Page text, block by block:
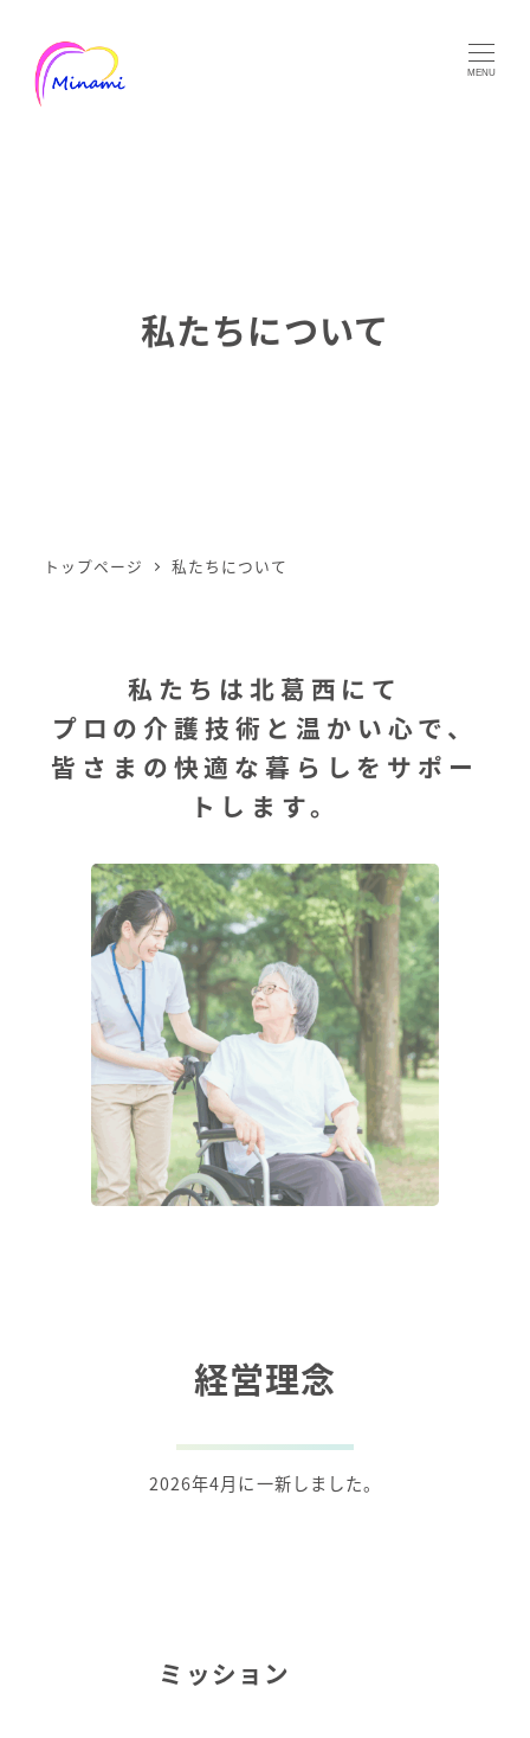
MENU
私たちについて
トップページ 私たちについて
私たちは北葛西にて
プロの介護技術と温かい心で、
皆さまの快適な暮らしをサポー
トします。
経営理念
2026年4月に一新しました。
ミッション